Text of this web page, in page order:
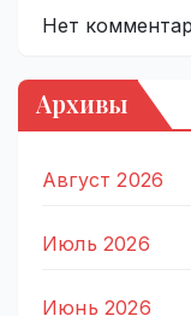
Нет
Архивы
Август 2026
Июль 2026
Июнь 2026